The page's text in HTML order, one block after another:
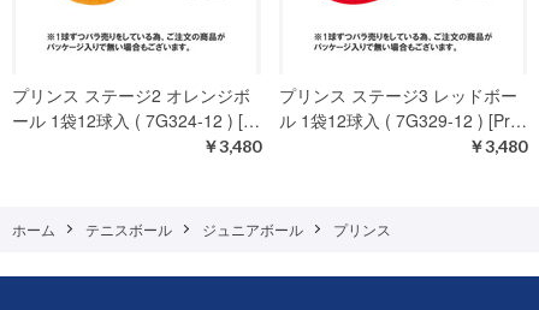
プリンス ステージ2 オレンジボ
ール 1袋12球入 ( 7G324-12 ) […
￥3,480
プリンス ステージ3 レッドボー
ル 1袋12球入 ( 7G329-12 ) [Pr…
￥3,480
ホーム テニスボール ジュニアボール プリンス